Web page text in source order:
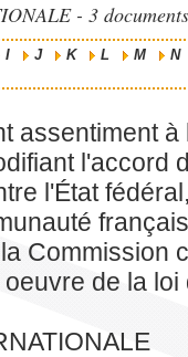
- 3
I J K L M
N
assentiment
l'accord
l'État
Commission
de la